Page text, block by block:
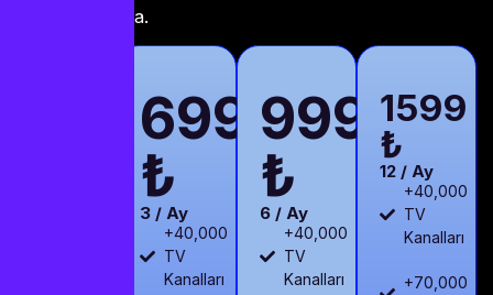
Hadi, geç kalma.
PAKETİNİZİ
699
₺
3 / Ay
+40,000
TV
Kanalları
999
₺
6 / Ay
+40,000
TV
Kanalları
1599
₺
12 / Ay
+40,000
TV
Kanalları
+70,000